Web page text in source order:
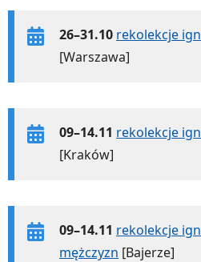
26–31.10 rekolekcje
[Warszawa]
09–14.11 rekolekcje
[Kraków]
09–14.11 rekolekcje
mężczyzn [Bajerze]